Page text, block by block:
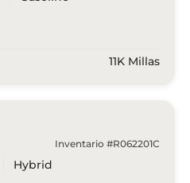
11K Millas
Inventario #R062201C
Hybrid